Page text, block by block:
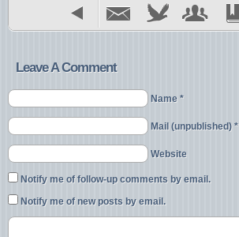
Leave A Comment
Name *
Mail (unpublished) *
Website
Notify me of follow-up comments by email.
Notify me of new posts by email.